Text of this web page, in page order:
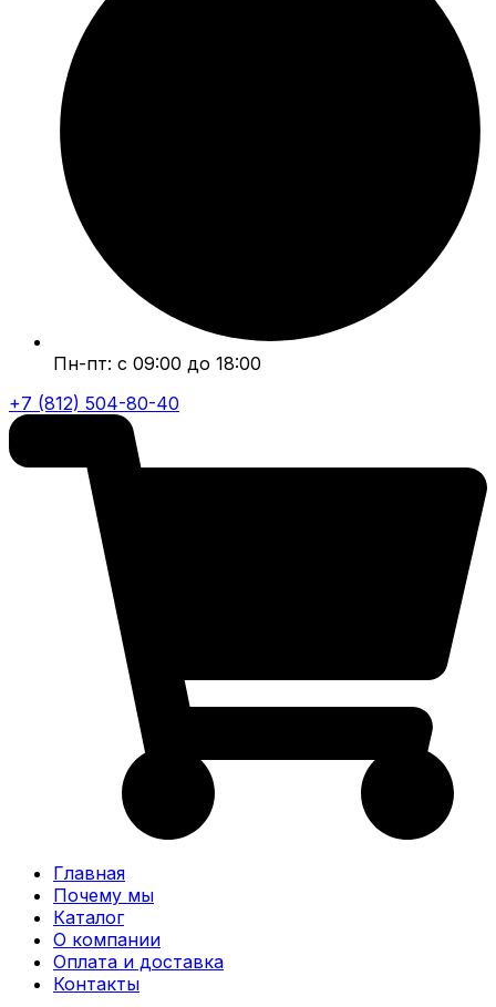
Пн-пт: с 09:00 до 18:00
+7 (812) 504-80-40
Главная
Почему мы
Каталог
О компании
Оплата и доставка
Контакты